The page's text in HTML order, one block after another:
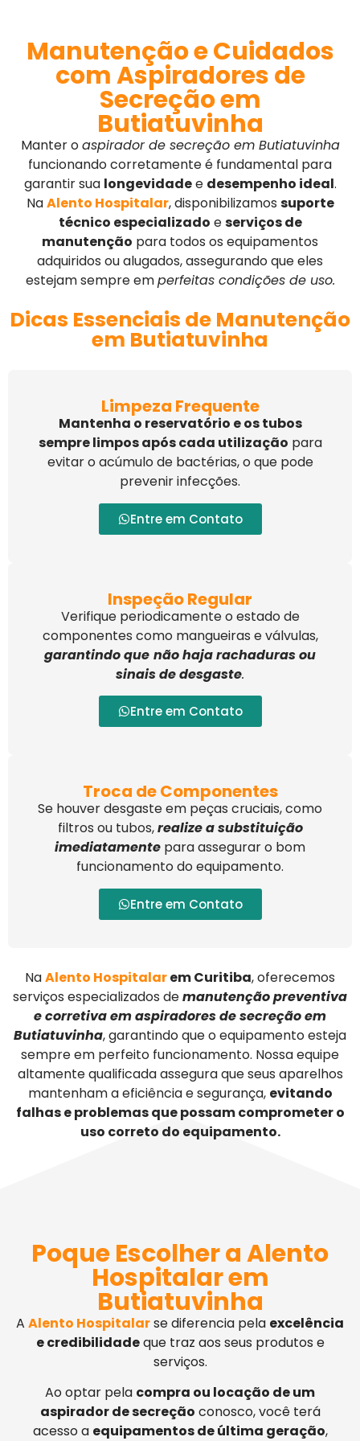
Manutenção e Cuidados
com Aspiradores de
Secreção em
Butiatuvinha
Manter oaspirador de secreção em Butiatuvinha
funcionando corretamente é fundamental para
garantir sua longevidadee desempenho ideal.
NaAlento Hospitalar, disponibilizamos suporte
técnico especializado eserviços de
manutenção para todos os equipamentos
adquiridos ou alugados, assegurando que eles
estejam sempre emperfeitas condições de uso.
Dicas Essenciais de Manutenção
em Butiatuvinha
Limpeza Frequente
Mantenha o reservatório e os tubos
sempre limpos após cada utilização para
evitar o acúmulo de bactérias, o que pode
prevenir infecções.
Entre em Contato
Inspeção Regular
Verifique periodicamente o estado de
componentes como mangueiras e válvulas,
garantindo que não haja rachaduras ou
sinais de desgaste.
Entre em Contato
Troca de Componentes
Se houver desgaste em peças cruciais, como
filtros ou tubos,realize a substituição
imediatamente para assegurar o bom
funcionamento do equipamento.
Entre em Contato
NaAlento Hospitalarem Curitiba, oferecemos
serviços especializados demanutenção preventiva
e corretiva em aspiradores de secreção em
Butiatuvinha, garantindo que o equipamento esteja
sempre em perfeito funcionamento. Nossa equipe
altamente qualificada assegura que seus aparelhos
mantenham a eficiência e segurança, evitando
falhas e problemas que possam comprometer o
uso correto do equipamento.
Poque Escolher a Alento
Hospitalar em
Butiatuvinha
A Alento Hospitalarse diferencia pela excelência
e credibilidadeque traz aos seus produtos e
serviços.
Ao optar pela compra ou locação de um
aspirador de secreção conosco, você terá
acesso a equipamentos de última geração,